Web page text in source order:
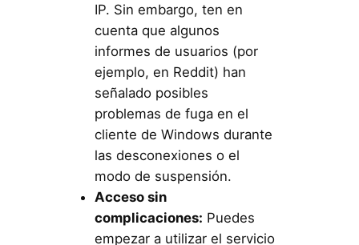
IP. Sin embargo, ten en
cuenta que algunos
informes de usuarios (por
ejemplo, en Reddit) han
señalado posibles
problemas de fuga en el
cliente de Windows durante
las desconexiones o el
modo de suspensión.
Acceso sin
complicaciones: Puedes
empezar a utilizar el servicio